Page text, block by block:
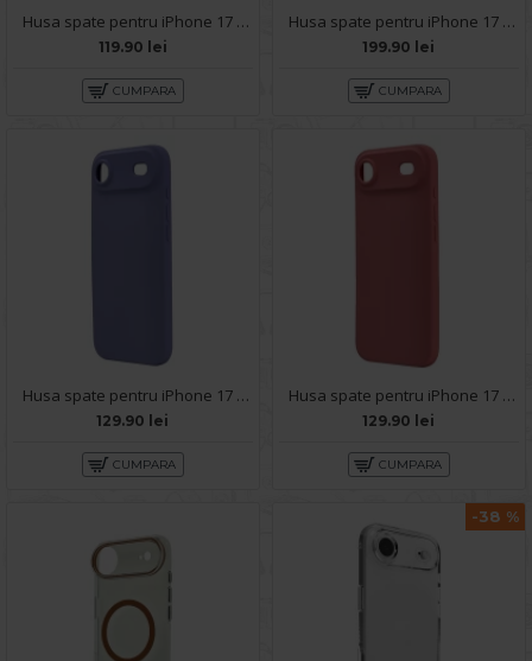
Husa spate pentru iPhone 17 Air Motor X Case - Negru
119.90 lei
CUMPARA
Husa spate pentru iPhone 17 Air Keephone Python - Negru
199.90 lei
CUMPARA
Husa spate pentru iPhone 17 Air Silicon Line - Mov deschis
129.90 lei
CUMPARA
Husa spate pentru iPhone 17 Air Silicon Line - Roz
129.90 lei
CUMPARA
-38 %